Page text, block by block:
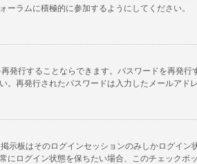
ラムに積極的に参加するようにしてください。
発行することならできます。パスワードを再発行
再発行されたパスワードは入力したメールアド
示板はそのログインセッションのみしかログイ
ログイン状態を保ちたい場合、このチェック